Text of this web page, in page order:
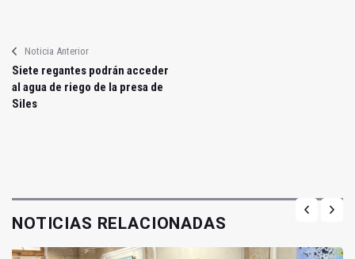
Noticia Anterior
Siete regantes podrán acceder
al agua de riego de la presa de
Siles
NOTICIAS RELACIONADAS